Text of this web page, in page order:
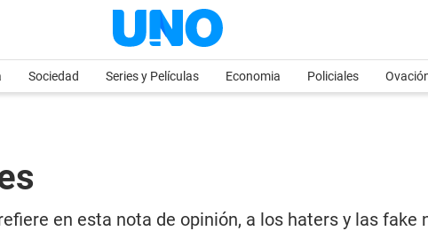
Sociedad Series y Películas Economia Policiales
en esta nota de opinión, a los haters y las fake